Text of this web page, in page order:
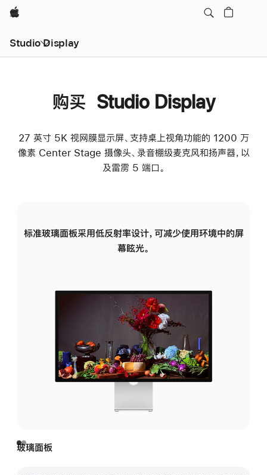
Apple
Studio Display
购买 Studio Display
27 英寸 5K 视网膜显示屏、支持桌上视角功能的 1200 万
像素 Center Stage 摄像头、录音棚级麦克风和扬声器，以
及雷雳 5 端口。
标准玻璃面板采用低反射率设计，可减少使用环境中的屏
幕眩光。
玻璃面板